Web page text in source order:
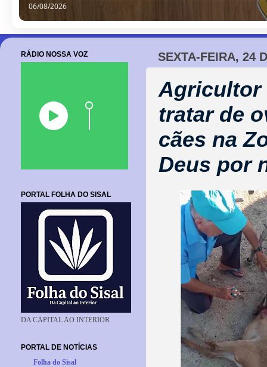
06/08/2026
SEXTA-FEIRA, 24
Agricultor
tratar de
cães na
Deus por
RÁDIO NOSSA VOZ
PORTAL FOLHA DO SISAL
DA CAPITAL AO INTERIOR
PORTAL DE NOTÍCIAS
Folha do Sisal